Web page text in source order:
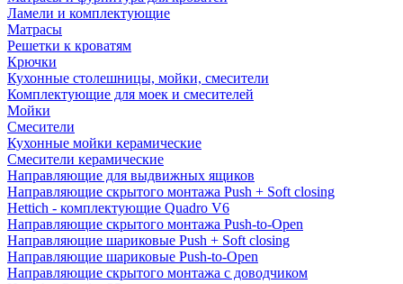
Ламели и комплектующие
Матрасы
Решетки к кроватям
Крючки
Кухонные столешницы, мойки, смесители
Комплектующие для моек и смесителей
Мойки
Смесители
Кухонные мойки керамические
Смесители керамические
Направляющие для выдвижных ящиков
Направляющие скрытого монтажа Push + Soft closing
Hettich - комплектующие Quadro V6
Направляющие скрытого монтажа Push-to-Open
Направляющие шариковые Push + Soft closing
Направляющие шариковые Push-to-Open
Направляющие скрытого монтажа с доводчиком